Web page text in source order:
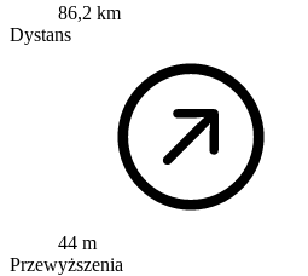
86,2 km
Dystans
44 m
Przewyższenia